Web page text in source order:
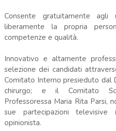
Consente gratuitamente
liberamente la propria
competenze e qualità.
Innovativo e altamente
selezione dei candidati
Comitato Interno presieduto dal
chirurgo; e il Comitato
Professoressa Maria Rita Parsi,
sue partecipazioni
opinionista.